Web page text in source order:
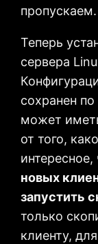
пропускаем.
Теперь
сервера
сохранен
может
от того,
новых
запустить
только
клиенту,